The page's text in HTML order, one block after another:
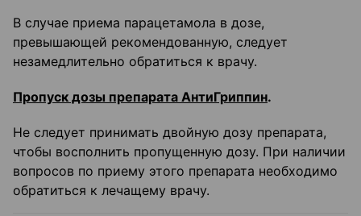
В случае приема парацетамола в дозе,
превышающей рекомендованную, следует
незамедлительно обратиться к врачу.
Пропуск дозы препарата АнтиГриппин.
Не следует принимать двойную дозу препарата,
чтобы восполнить пропущенную дозу. При наличии
вопросов по приему этого препарата необходимо
обратиться к лечащему врачу.